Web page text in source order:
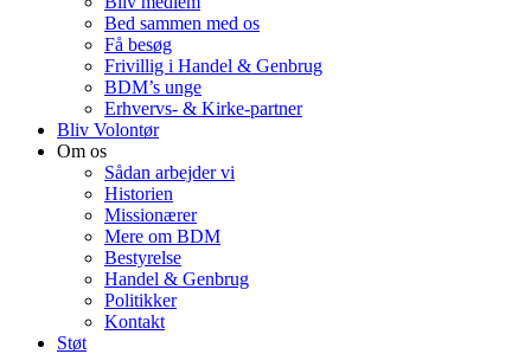
Bed sammen med os
Få besøg
Frivillig i Handel & Genbrug
BDM’s unge
Erhvervs- & Kirke-partner
Bliv Volontør
Om os
Sådan arbejder vi
Historien
Missionærer
Mere om BDM
Bestyrelse
Handel & Genbrug
Politikker
Kontakt
Støt